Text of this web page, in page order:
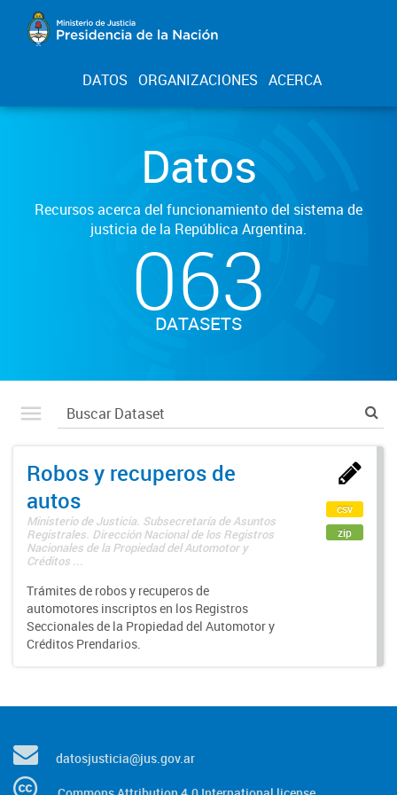
DATOS ORGANIZACIONES ACERCA
Datos
Recursos acerca del funcionamiento del sistema de
justicia de la República Argentina.
063
DATASETS
Robos y recuperos de
autos
Ministerio de Justicia. Subsecretaría de Asuntos
Registrales. Dirección Nacional de los Registros
Nacionales de la Propiedad del Automotor y
Créditos ...
Trámites de robos y recuperos de
automotores inscriptos en los Registros
Seccionales de la Propiedad del Automotor y
Créditos Prendarios.
csv
zip
datosjusticia@jus.gov.ar